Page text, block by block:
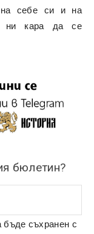
на себе си и на
ни кара да се
бюлетин?
съхранен с